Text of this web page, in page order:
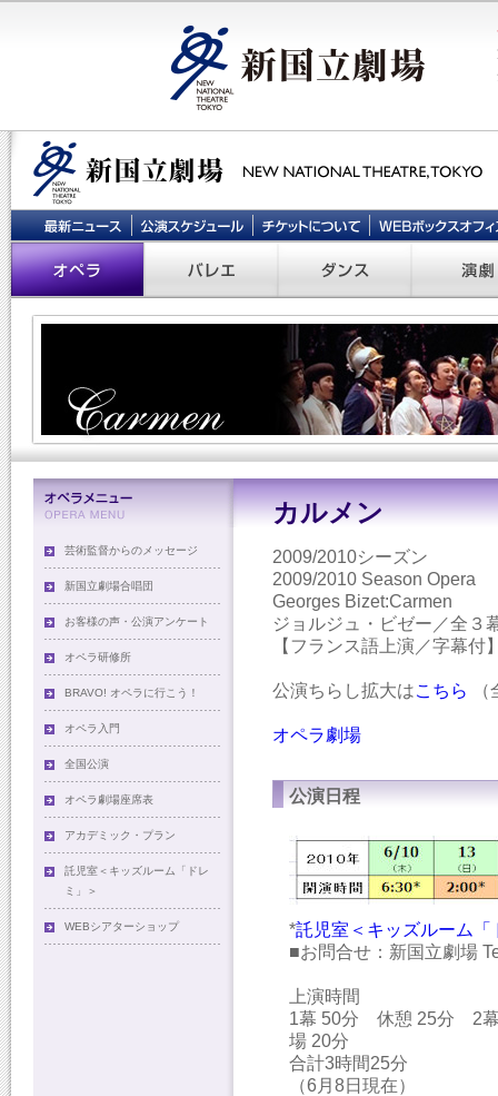
芸術監督からのメッセージ
新国立劇場合唱団
お客様の声・公演アンケート
オペラ研修所
BRAVO! オペラに行こう！
オペラ入門
全国公演
オペラ劇場座席表
アカデミック・プラン
託児室＜キッズルーム「ドレ
ミ」＞
WEBシアターショップ
カルメン
2009/2010シーズン
2009/2010 Season Opera
Georges Bizet:Carmen
ジョルジュ・ビゼー／全３
【フランス語上演／字幕付
公演ちらし拡大はこちら （
オペラ劇場
公演日程
*託児室＜キッズルーム「
■お問合せ：新国立劇場
上演時間
1幕 50分 休憩 25分 2
場 20分
合計3時間25分
（6月8日現在）